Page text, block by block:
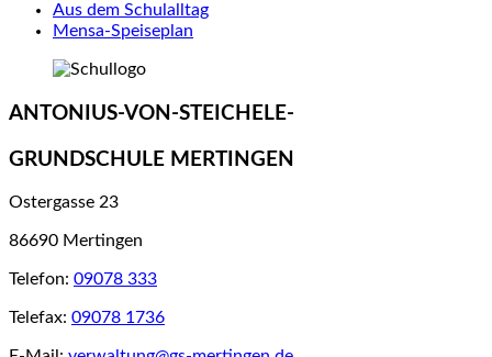
Aus dem Schulalltag
Mensa-Speiseplan
ANTONIUS-VON-STEICHELE-
GRUNDSCHULE MERTINGEN
Ostergasse 23
86690 Mertingen
Telefon: 09078 333
Telefax: 09078 1736